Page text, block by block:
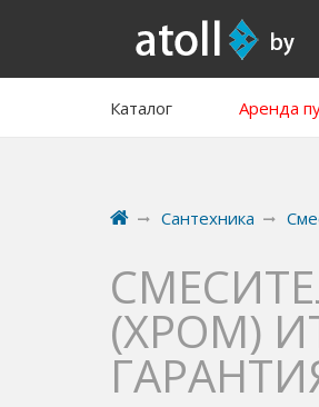
Каталог Аренда
Сантехника
(ХРОМ)